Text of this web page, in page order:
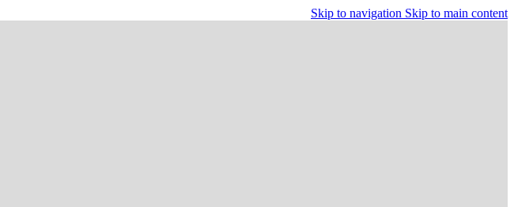
Skip to navigation Skip to main content